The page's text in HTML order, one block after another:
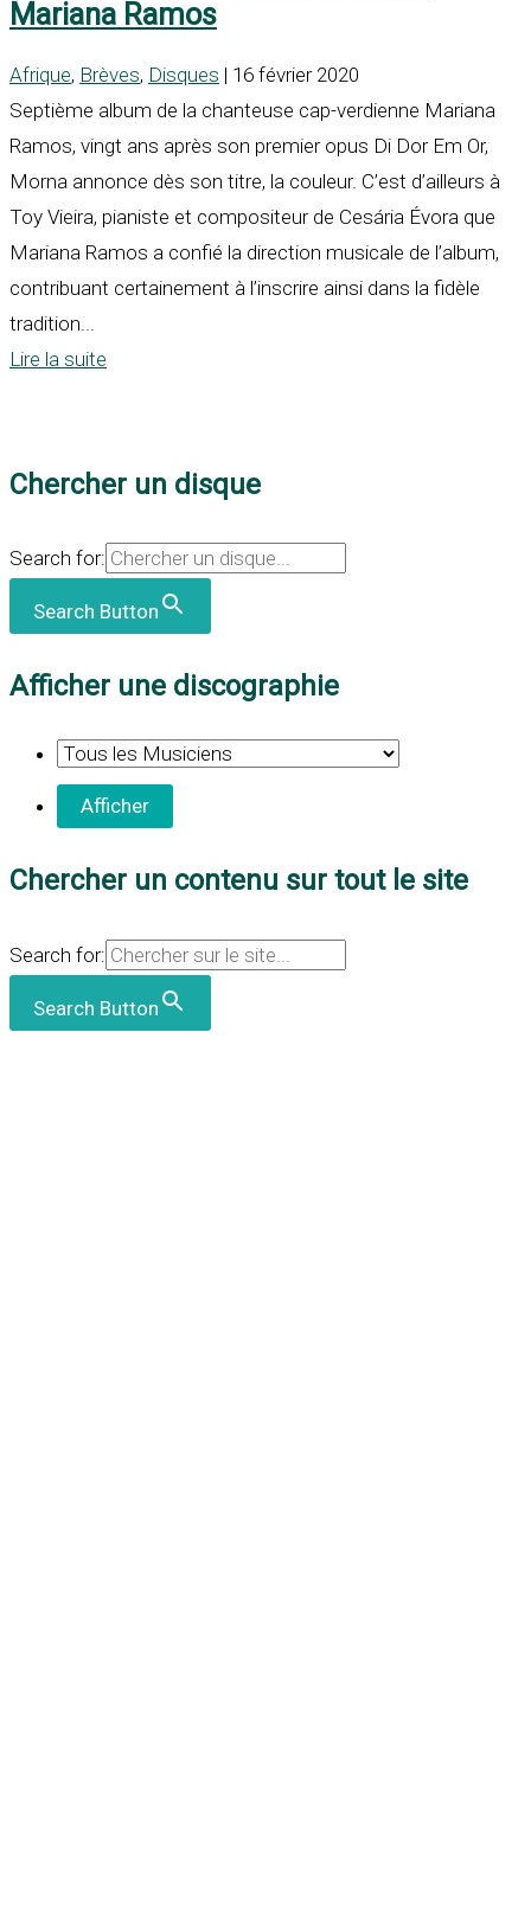
Mariana Ramos
Afrique, Brèves, Disques | 16 février 2020
Septième album de la chanteuse cap-verdienne Mariana
Ramos, vingt ans après son premier opus Di Dor Em Or,
Morna annonce dès son titre, la couleur. C’est d’ailleurs à
Toy Vieira, pianiste et compositeur de Cesária Évora que
Mariana Ramos a confié la direction musicale de l’album,
contribuant certainement à l’inscrire ainsi dans la fidèle
tradition...
Lire la suite
Chercher un disque
Search for:
Search Button
Afficher une discographie
Chercher un contenu sur tout le site
Search for:
Search Button